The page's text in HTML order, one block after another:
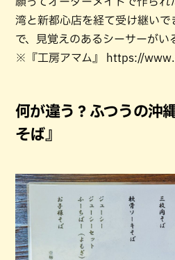
湾と新都心店を経て受け継いで
で、見覚えのあるシーサーがい
※『工房アマム』 https://
何が違う？ふつうの沖
そば』